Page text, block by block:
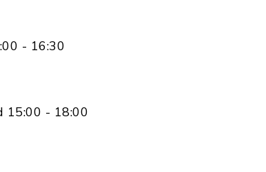
- 16:30
15:00 - 18:00